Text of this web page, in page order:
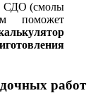
СДО (смолы
поможет
работ